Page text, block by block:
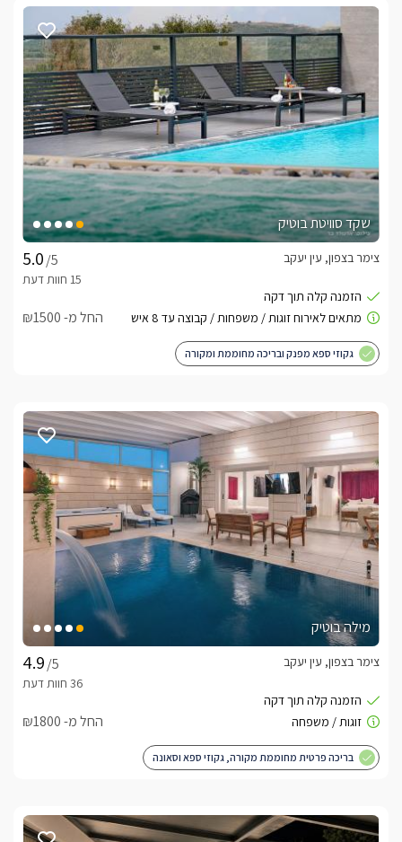
שקד סוויטת בוטיק
/5
צימר בצפון, עין יעקב
החל מ- ₪1500
גקוזי ספא מפנק ובריכה מחוממת ומקורה
מילה בוטיק
/5
צימר בצפון, עין יעקב
החל מ- ₪1800
בריכה פרטית מחוממת מקורה, גקוזי ספא וסאונה